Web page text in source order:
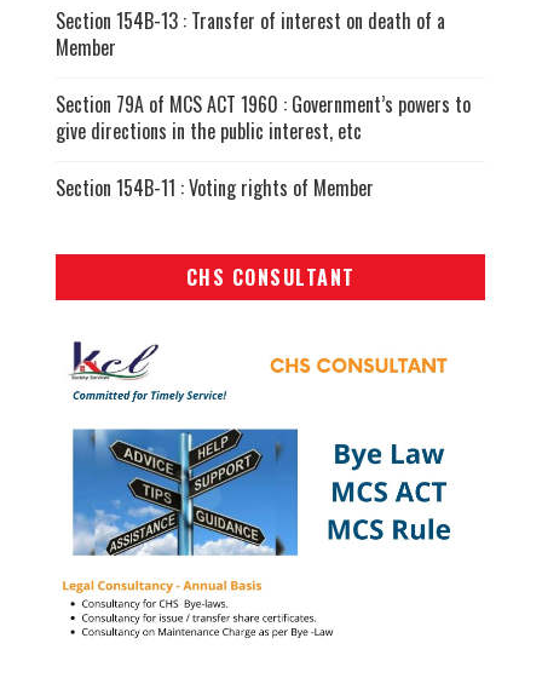
Section 154B-13 : Transfer of interest on death of a
Member
Section 79A of MCS ACT 1960 : Government’s powers to
give directions in the public interest, etc
Section 154B-11 : Voting rights of Member
CHS CONSULTANT